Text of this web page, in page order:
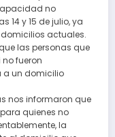
no
14 y 15 de julio, ya
actuales.
las personas que
fueron
a un domicilio
nos informaron que
quienes no
la